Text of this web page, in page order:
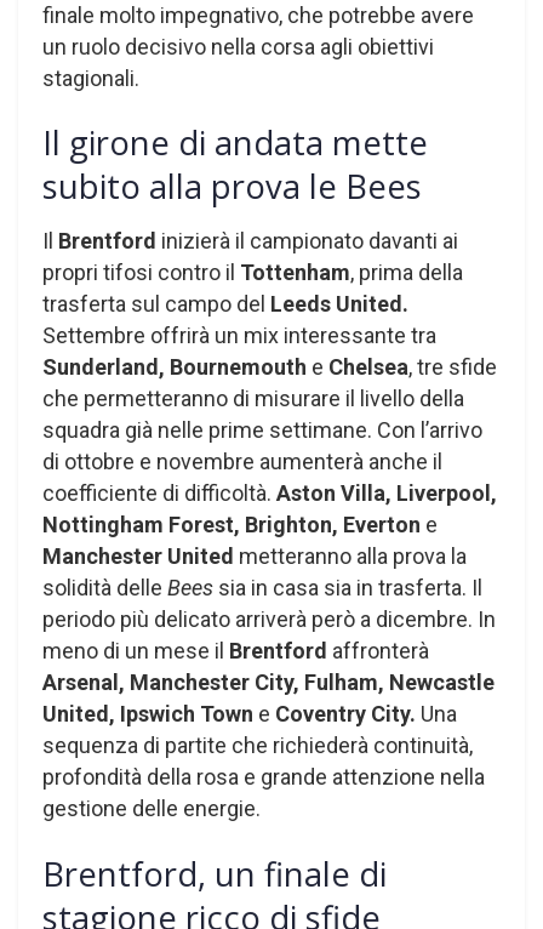
finale molto impegnativo, che potrebbe avere
un ruolo decisivo nella corsa agli obiettivi
stagionali.
Il girone di andata mette
subito alla prova le Bees
Il Brentford inizierà il campionato davanti ai
propri tifosi contro il Tottenham, prima della
trasferta sul campo del Leeds United.
Settembre offrirà un mix interessante tra
Sunderland, Bournemouth e Chelsea, tre sfide
che permetteranno di misurare il livello della
squadra già nelle prime settimane. Con l’arrivo
di ottobre e novembre aumenterà anche il
coefficiente di difficoltà. Aston Villa, Liverpool,
Nottingham Forest, Brighton, Everton e
Manchester United metteranno alla prova la
solidità delle Bees sia in casa sia in trasferta. Il
periodo più delicato arriverà però a dicembre. In
meno di un mese il Brentford affronterà
Arsenal, Manchester City, Fulham, Newcastle
United, Ipswich Town e Coventry City. Una
sequenza di partite che richiederà continuità,
profondità della rosa e grande attenzione nella
gestione delle energie.
Brentford, un finale di
stagione ricco di sfide